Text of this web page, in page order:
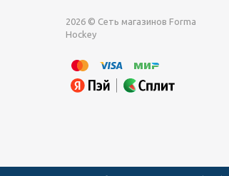
2026 © Сеть магазинов Forma
Hockey